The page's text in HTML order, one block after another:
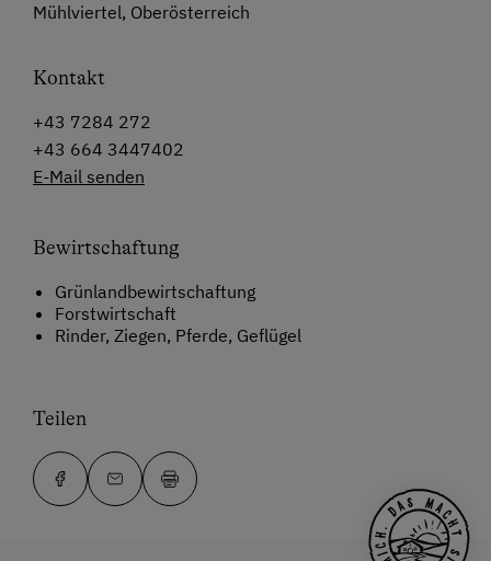
Mühlviertel, Oberösterreich
Kontakt
+43 7284 272
+43 664 3447402
E-Mail senden
Bewirtschaftung
Grünlandbewirtschaftung
Forstwirtschaft
Rinder, Ziegen, Pferde, Geflügel
Teilen